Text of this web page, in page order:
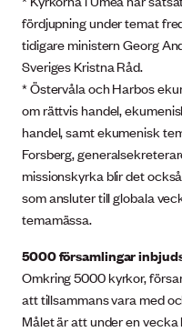
fördjupning under temat
tidigare ministern Georg
Sveriges Kristna Råd.
* Östervåla och Harbos
om rättvis handel,
handel, samt ekumenisk
Forsberg,
missionskyrka blir det
som ansluter till globala
temamässa.
5000 församlingar
Omkring 5000 kyrkor,
att tillsammans vara med
Målet är att under en